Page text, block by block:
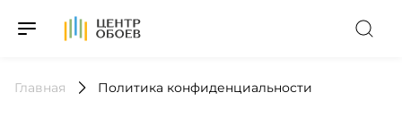
На Главную
Главная Политика конфиденциальности